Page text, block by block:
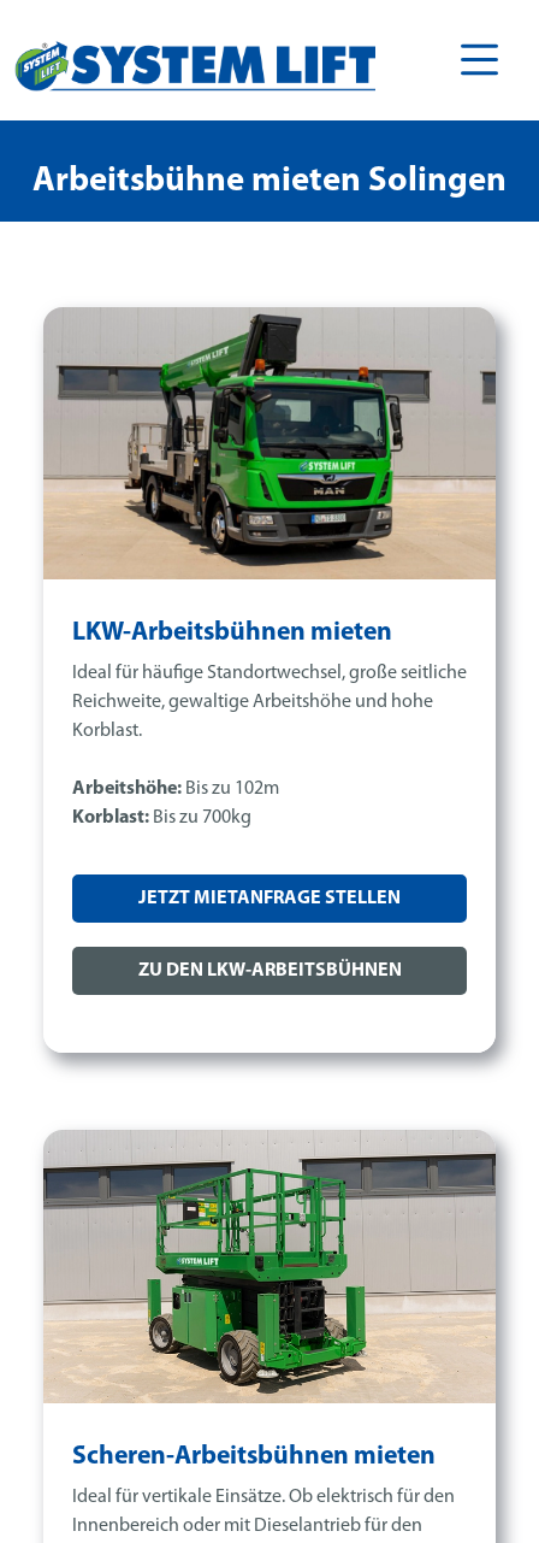
Arbeitsbühne mieten Solingen
LKW-Arbeitsbühnen mieten
Ideal für häufige Standortwechsel, große seitliche
Reichweite, gewaltige Arbeitshöhe und hohe
Korblast.
Arbeitshöhe: Bis zu 102m
Korblast: Bis zu 700kg
JETZT MIETANFRAGE STELLEN
ZU DEN LKW-ARBEITSBÜHNEN
Scheren-Arbeitsbühnen mieten
Ideal für vertikale Einsätze. Ob elektrisch für den
Innenbereich oder mit Dieselantrieb für den